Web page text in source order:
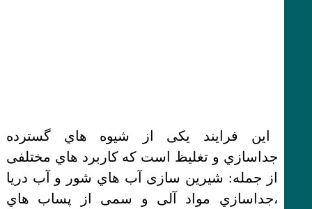
اﯾﻦ ﻓﺮاﯾﻨﺪ ﯾﮑﯽ از ﺷﯿﻮه ﻫﺎي ﮔﺴﺘﺮده
ﺟﺪاﺳﺎزي و ﺗﻐﻠﯿﻆ اﺳﺖ ﮐﻪ ﮐﺎرﺑﺮد ﻫﺎي ﻣﺨﺘﻠﻔﯽ
از ﺟﻤﻠﻪ: ﺷﯿﺮﯾﻦ ﺳﺎزی آب ﻫﺎي ﺷﻮر و آب درﯾﺎ
،ﺟﺪاﺳﺎزي ﻣﻮاد آﻟﯽ و ﺳﻤﯽ از ﭘﺴﺎب ﻫﺎي